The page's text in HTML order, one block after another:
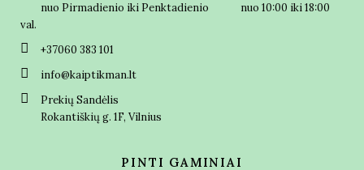
nuo Pirmadienio iki Penktadienio nuo 10:00 iki 18:00
val.
+37060 383 101
info@kaiptikman.lt
Prekių Sandėlis
Rokantiškių g. 1F, Vilnius
PINTI GAMINIAI